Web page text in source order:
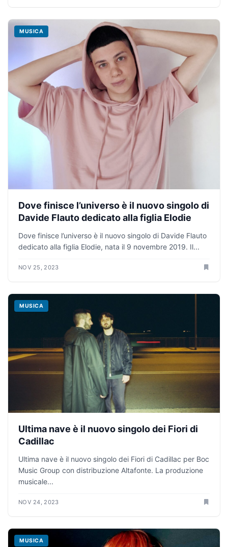
MUSICA
Dove finisce l’universo è il nuovo singolo di
Davide Flauto dedicato alla figlia Elodie
Dove finisce l’universo è il nuovo singolo di Davide Flauto
dedicato alla figlia Elodie, nata il 9 novembre 2019. Il...
NOV 25, 2023
MUSICA
Ultima nave è il nuovo singolo dei Fiori di
Cadillac
Ultima nave è il nuovo singolo dei Fiori di Cadillac per Boc
Music Group con distribuzione Altafonte. La produzione
musicale...
NOV 24, 2023
MUSICA